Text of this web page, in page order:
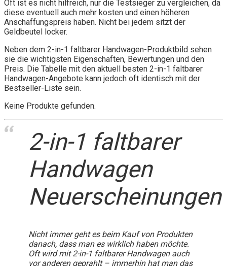
Oft ist es nicht hilfreich, nur die Testsieger zu vergleichen, da
diese eventuell auch mehr kosten und einen höheren
Anschaffungspreis haben. Nicht bei jedem sitzt der
Geldbeutel locker.
Neben dem 2-in-1 faltbarer Handwagen-Produktbild sehen
sie die wichtigsten Eigenschaften, Bewertungen und den
Preis. Die Tabelle mit den aktuell besten 2-in-1 faltbarer
Handwagen-Angebote kann jedoch oft identisch mit der
Bestseller-Liste sein.
Keine Produkte gefunden.
2-in-1 faltbarer
Handwagen
Neuerscheinungen
Nicht immer geht es beim Kauf von Produkten
danach, dass man es wirklich haben möchte.
Oft wird mit 2-in-1 faltbarer Handwagen auch
vor anderen geprahlt – immerhin hat man das